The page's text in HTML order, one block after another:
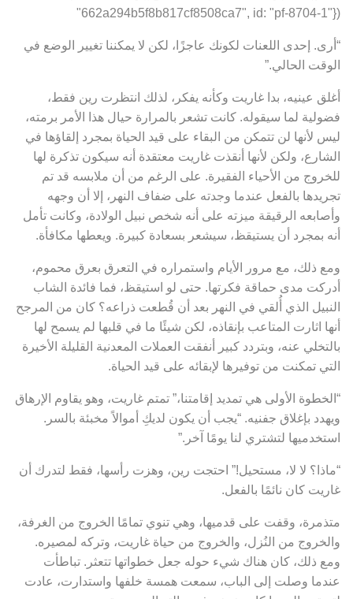
"662a294b5f8b817cf8508ca7", id: "pf-8704-1"})
“أرى. إحدى اللعنات لكونك عاجزًا، لكن لا يمكننا تغيير الوضع في
الوقت الحالي.”
أغلق عينيه، بدا غاريت وكأنه يفكر، لذلك انتظرت رين فقط،
فضولية لما سيقوله. كانت تشعر بالمرارة حيال هذا الأمر برمته،
ليس لأنها لن تتمكن من البقاء على قيد الحياة بمجرد إلقاؤها في
الشارع، ولكن لأنها أنقذت غاريت معتقدة أنه سيكون تذكرة لها
للخروج من الأحياء الفقيرة. على الرغم من أن ملابسه قد تم
تجريدها بالفعل عندما وجدته على ضفاف النهر، إلا أن وجهه
وأصابعه الرقيقة ميزته على أنه شخص نبيل الولادة، وكانت تأمل
أنه بمجرد أن يستيقظ، سيشعر بسعادة كبيرة. ويعطها مكافأة.
ومع ذلك، مع مرور الأيام واستمراره في التعرق بعرق محموم،
أدركت مدى حماقة فكرتها. حتى لو استيقظ، فما فائدة الشاب
النبيل الذي أُلقي في النهر بعد أن قُطعت ذراعه؟ كان من المرجح
أنها اثارت المتاعب بإنقاذه، لكن شيئًا ما في قلبها لم يسمح لها
بالتخلي عنه، وبتردد كبير أنفقت العملات المعدنية القليلة الأخيرة
التي تمكنت من توفيرها لإبقائه على قيد الحياة.
“الخطوة الأولى هي تمديد إقامتنا،” تمتم غاريت، وهو يقاوم الإرهاق
ويهدد بإغلاق جفنيه. “يجب أن يكون لديكِ أموالاً مخبئة بالسر.
استخدميها لتشتري لنا يومًا آخر.”
“ماذا؟ لا لا، مستحيل!” احتجت رين، وهزت رأسها، فقط لتدرك أن
غاريت كان نائمًا بالفعل.
متذمرة، وقفت على قدميها، وهي تنوي تمامًا الخروج من الغرفة،
والخروج من النُزل، والخروج من حياة غاريت، وتركه لمصيره.
ومع ذلك، كان هناك شيء حوله جعل خطواتها تتعثر. تباطأت
عندما وصلت إلى الباب، سمعت همسة خلفها واستدارت، عادت